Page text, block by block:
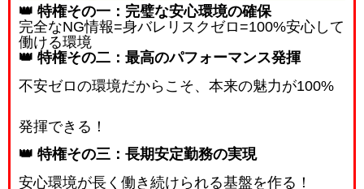
👑 特権その一：完璧な安心環境の確保
完全なNG情報=身バレリスクゼロ=100%安心して
働ける環境
👑 特権その二：最高のパフォーマンス発揮
不安ゼロの環境だからこそ、本来の魅力が100%
発揮できる！
👑 特権その三：長期安定勤務の実現
安心環境が長く働き続けられる基盤を作る！